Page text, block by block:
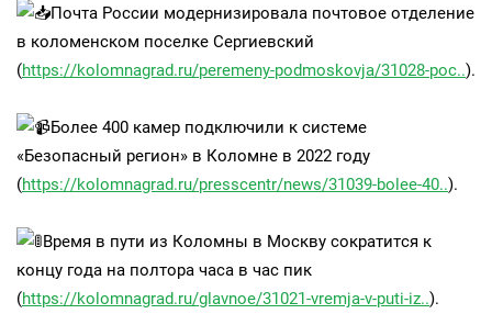
Почта России модернизировала почтовое отделение
в коломенском поселке Сергиевский
(https://kolomnagrad.ru/peremeny-podmoskovja/31028-poc..).
Более 400 камер подключили к системе
«Безопасный регион» в Коломне в 2022 году
(https://kolomnagrad.ru/presscentr/news/31039-bolee-40..).
Время в пути из Коломны в Москву сократится к
концу года на полтора часа в час пик
(https://kolomnagrad.ru/glavnoe/31021-vremja-v-puti-iz..).